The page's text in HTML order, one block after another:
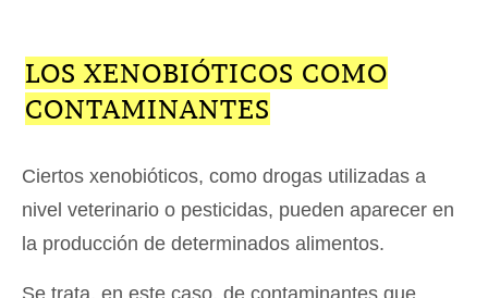
LOS XENOBIÓTICOS COMO
CONTAMINANTES
Ciertos xenobióticos, como drogas utilizadas a
nivel veterinario o pesticidas, pueden aparecer en
la producción de determinados alimentos.
Se trata, en este caso, de contaminantes que